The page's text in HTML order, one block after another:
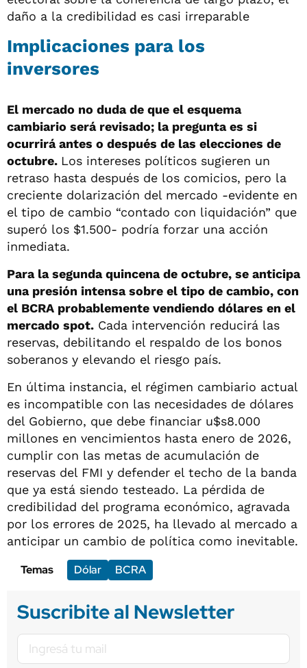
daño a la credibilidad es casi irreparable
Implicaciones para los
inversores
El mercado no duda de que el esquema
cambiario será revisado; la pregunta es si
ocurrirá antes o después de las elecciones de
octubre. Los intereses políticos sugieren un
retraso hasta después de los comicios, pero la
creciente dolarización del mercado -evidente en
el tipo de cambio “contado con liquidación” que
superó los $1.500- podría forzar una acción
inmediata.
Para la segunda quincena de octubre, se anticipa
una presión intensa sobre el tipo de cambio, con
el BCRA probablemente vendiendo dólares en el
mercado spot. Cada intervención reducirá las
reservas, debilitando el respaldo de los bonos
soberanos y elevando el riesgo país.
En última instancia, el régimen cambiario actual
es incompatible con las necesidades de dólares
del Gobierno, que debe financiar u$s8.000
millones en vencimientos hasta enero de 2026,
cumplir con las metas de acumulación de
reservas del FMI y defender el techo de la banda
que ya está siendo testeado. La pérdida de
credibilidad del programa económico, agravada
por los errores de 2025, ha llevado al mercado a
anticipar un cambio de política como inevitable.
Temas
Dólar BCRA
Suscribite al Newsletter